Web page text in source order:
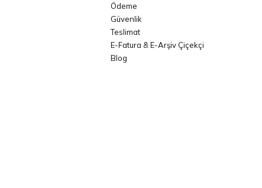
Ödeme
Güvenlik
Teslimat
E-Fatura & E-Arşiv Çiçekçi
Blog